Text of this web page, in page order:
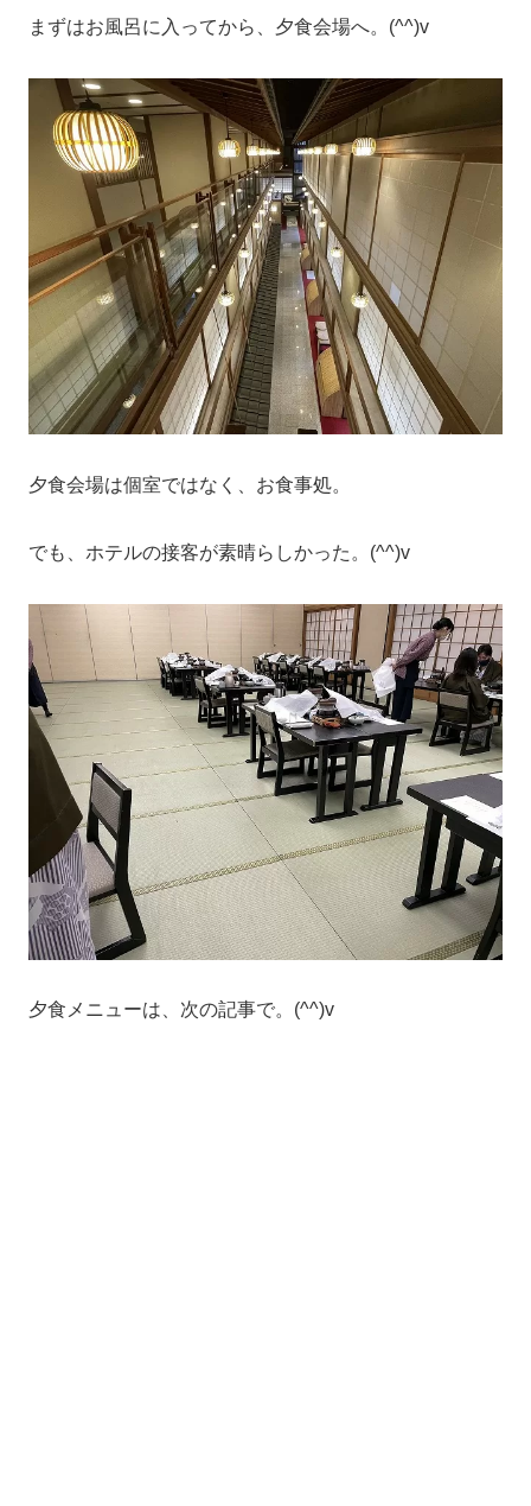
まずはお風呂に入ってから、夕食会場へ。(^^)v
夕食会場は個室ではなく、お食事処。
でも、ホテルの接客が素晴らしかった。(^^)v
夕食メニューは、次の記事で。(^^)v